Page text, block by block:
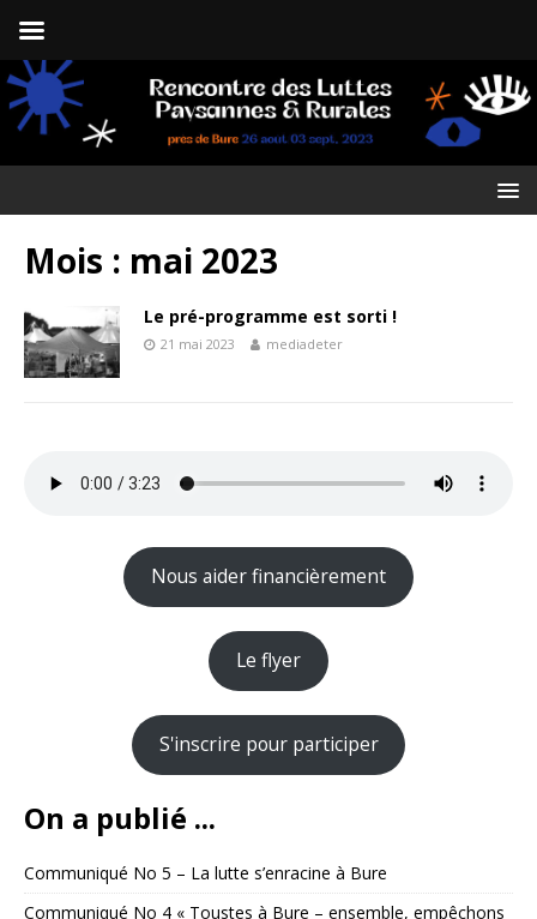
Mois : mai 2023
Le pré-programme est sorti !
21 mai 2023 mediadeter
Nous aider financièrement
Le flyer
S'inscrire pour participer
On a publié ...
Communiqué No 5 – La lutte s’enracine à Bure
Communiqué No 4 « Toustes à Bure – ensemble, empêchons